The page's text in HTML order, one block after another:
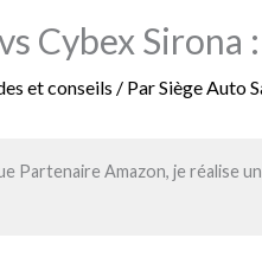
Cybex Sirona
et conseils / ParSiège Auto
Partenaire Amazon, je réalise